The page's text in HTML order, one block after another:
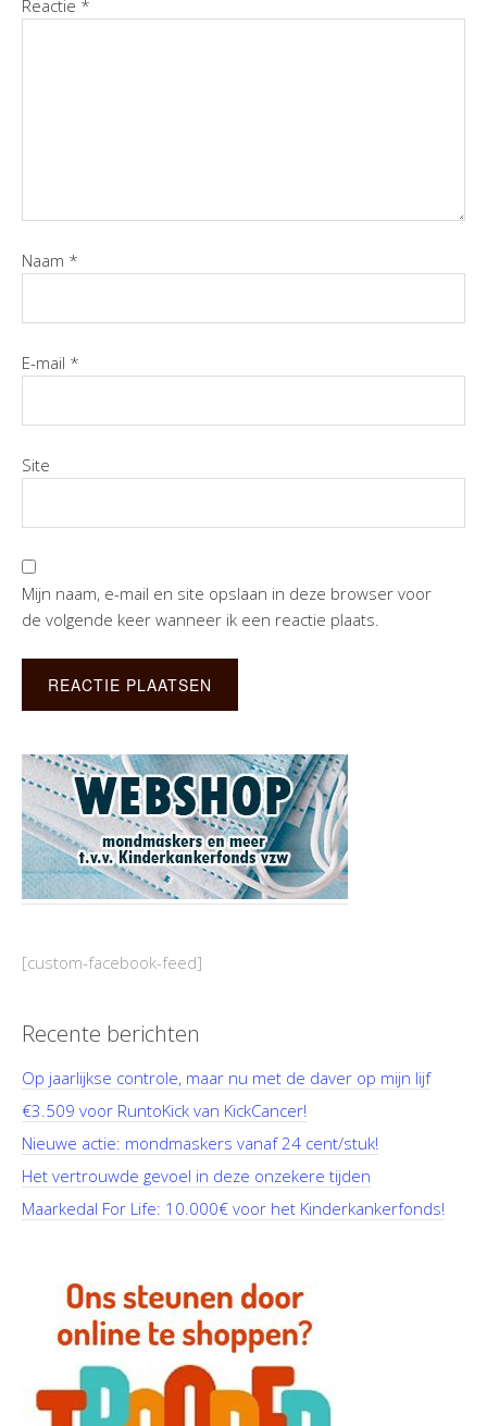
Reactie *
Naam *
E-mail *
Site
Mijn naam, e-mail en site opslaan in deze browser voor
de volgende keer wanneer ik een reactie plaats.
[custom-facebook-feed]
Recente berichten
Op jaarlijkse controle, maar nu met de daver op mijn lijf
€3.509 voor RuntoKick van KickCancer!
Nieuwe actie: mondmaskers vanaf 24 cent/stuk!
Het vertrouwde gevoel in deze onzekere tijden
Maarkedal For Life: 10.000€ voor het Kinderkankerfonds!